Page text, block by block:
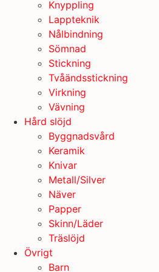
Knyppling
Lappteknik
Nålbindning
Sömnad
Stickning
Tvåändsstickning
Virkning
Vävning
Hård slöjd
Byggnadsvård
Keramik
Knivar
Metall/Silver
Näver
Papper
Skinn/Läder
Träslöjd
Övrigt
Barn